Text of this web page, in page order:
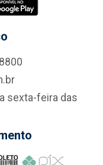
sexta-feira das